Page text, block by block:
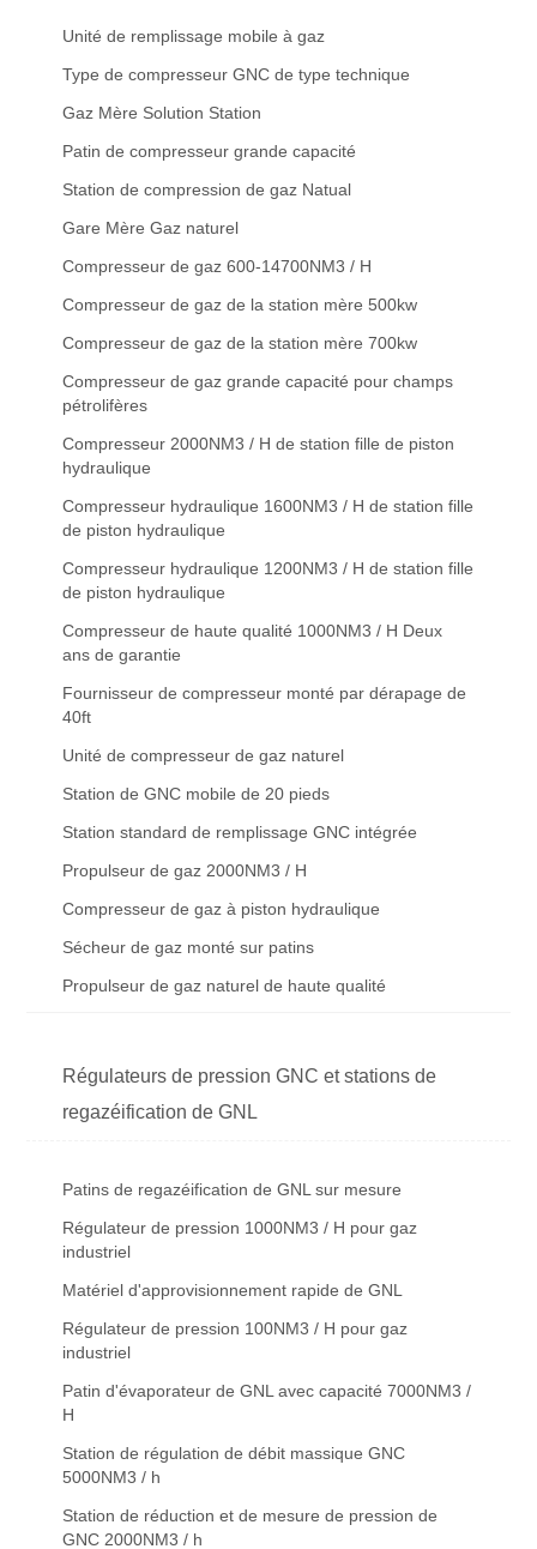
Unité de remplissage mobile à gaz
Type de compresseur GNC de type technique
Gaz Mère Solution Station
Patin de compresseur grande capacité
Station de compression de gaz Natual
Gare Mère Gaz naturel
Compresseur de gaz 600-14700NM3 / H
Compresseur de gaz de la station mère 500kw
Compresseur de gaz de la station mère 700kw
Compresseur de gaz grande capacité pour champs
pétrolifères
Compresseur 2000NM3 / H de station fille de piston
hydraulique
Compresseur hydraulique 1600NM3 / H de station fille
de piston hydraulique
Compresseur hydraulique 1200NM3 / H de station fille
de piston hydraulique
Compresseur de haute qualité 1000NM3 / H Deux
ans de garantie
Fournisseur de compresseur monté par dérapage de
40ft
Unité de compresseur de gaz naturel
Station de GNC mobile de 20 pieds
Station standard de remplissage GNC intégrée
Propulseur de gaz 2000NM3 / H
Compresseur de gaz à piston hydraulique
Sécheur de gaz monté sur patins
Propulseur de gaz naturel de haute qualité
Régulateurs de pression GNC et stations de
regazéification de GNL
Patins de regazéification de GNL sur mesure
Régulateur de pression 1000NM3 / H pour gaz
industriel
Matériel d'approvisionnement rapide de GNL
Régulateur de pression 100NM3 / H pour gaz
industriel
Patin d'évaporateur de GNL avec capacité 7000NM3 /
H
Station de régulation de débit massique GNC
5000NM3 / h
Station de réduction et de mesure de pression de
GNC 2000NM3 / h